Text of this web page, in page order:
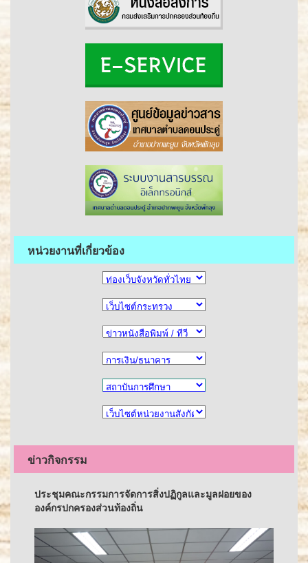
หน่วยงานที่เกี่ยวข้อง
ข่าวกิจกรรม
ประชุมคณะกรรมการจัดการสิ่งปฏิกูลและมูลฝอยของ
องค์กรปกครองส่วนท้องถิ่น